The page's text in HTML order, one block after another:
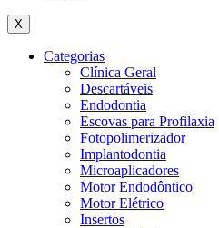
X
Categorias
Clínica Geral
Descartáveis
Endodontia
Escovas para Profilaxia
Fotopolimerizador
Implantodontia
Microaplicadores
Motor Endodôntico
Motor Elétrico
Insertos